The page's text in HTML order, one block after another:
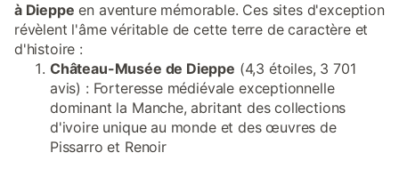
à Dieppe en aventure mémorable. Ces sites d'exception
révèlent l'âme véritable de cette terre de caractère et
d'histoire :
Château-Musée de Dieppe (4,3 étoiles, 3 701
avis) : Forteresse médiévale exceptionnelle
dominant la Manche, abritant des collections
d'ivoire unique au monde et des œuvres de
Pissarro et Renoir